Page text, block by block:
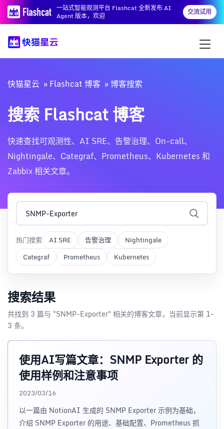
一站式智能观测平台 Flashcat 全新发布 AI
Agent 版本，欢迎
交流试用
快猫星云 Flashcat 博客 博客搜索
搜索 Flashcat 博客
快速查找可观测性、AI SRE、告警治理、On-call、
Nightingale、Categraf、Prometheus、Kubernetes 和
Zabbix 相关文章。
热门搜索 AI SRE 告警治理
Nightingale
Categraf
Prometheus Kubernetes
搜索结果
共找到 3 篇与 "SNMP-Exporter" 相关的博客文章，当前显示第 1-
3 条。
使用AI写篇文章：SNMP Exporter 的
使用样例和注意事项
2023/03/16
以一篇由 NotionAI 生成的 SNMP Exporter 示例为基础，
介绍 SNMP Exporter 的用途、基础配置、Prometheus 抓